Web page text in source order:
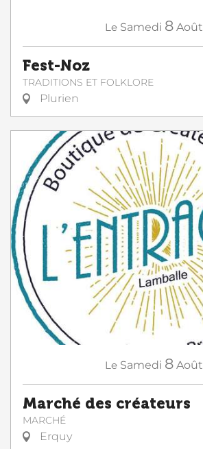
Le Samedi 8 Août
Fest-Noz
TRADITIONS ET FOLKLORE
Plurien
Le Samedi 8 Août
Marché des créateurs
MARCHÉ
Erquy